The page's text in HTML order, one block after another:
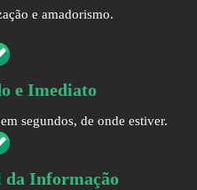
e amadorismo.
e Imediato
segundos, de onde estiver.
da Informação